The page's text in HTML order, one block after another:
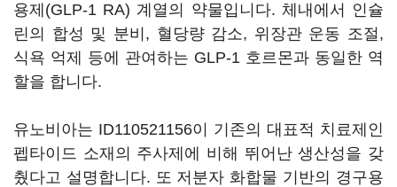
용제(GLP-1 RA) 계열의 약물입니다. 체내에서 인슐
린의 합성 및 분비, 혈당량 감소, 위장관 운동 조절,
식욕 억제 등에 관여하는 GLP-1 호르몬과 동일한 역
할을 합니다.
유노비아는 ID110521156이 기존의 대표적 치료제인
펩타이드 소재의 주사제에 비해 뛰어난 생산성을 갖
췄다고 설명합니다. 또 저분자 화합물 기반의 경구용